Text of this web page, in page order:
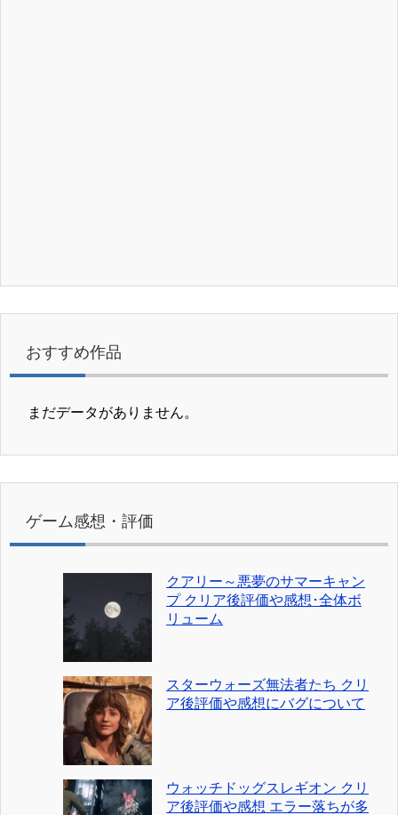
おすすめ作品
まだデータがありません。
ゲーム感想・評価
クアリー～悪夢のサマーキャン
プ クリア後評価や感想･全体ボ
リューム
スターウォーズ無法者たち クリ
ア後評価や感想にバグについて
ウォッチドッグスレギオン クリ
ア後評価や感想 エラー落ちが多